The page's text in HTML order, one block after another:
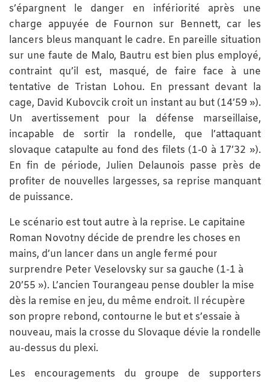
s’épargnent le danger en infériorité après une
charge appuyée de Fournon sur Bennett, car les
lancers bleus manquant le cadre. En pareille situation
sur une faute de Malo, Bautru est bien plus employé,
contraint qu’il est, masqué, de faire face à une
tentative de Tristan Lohou. En pressant devant la
cage, David Kubovcik croit un instant au but (14’59 »).
Un avertissement pour la défense marseillaise,
incapable de sortir la rondelle, que l’attaquant
slovaque catapulte au fond des filets (1-0 à 17’32 »).
En fin de période, Julien Delaunois passe près de
profiter de nouvelles largesses, sa reprise manquant
de puissance.
Le scénario est tout autre à la reprise. Le capitaine
Roman Novotny décide de prendre les choses en
mains, d’un lancer dans un angle fermé pour
surprendre Peter Veselovsky sur sa gauche (1-1 à
20’55 »). L’ancien Tourangeau pense doubler la mise
dès la remise en jeu, du même endroit. Il récupère
son propre rebond, contourne le but et s’essaie à
nouveau, mais la crosse du Slovaque dévie la rondelle
au-dessus du plexi.
Les encouragements du groupe de supporters